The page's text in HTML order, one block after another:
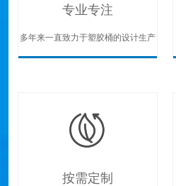
专业专注
多年来一直致力于塑胶桶的设计生产
按需定制